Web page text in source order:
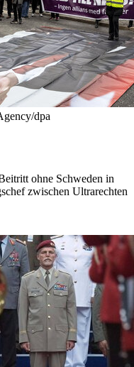
dpa
ohne Schweden in
zwischen Ultrarechten